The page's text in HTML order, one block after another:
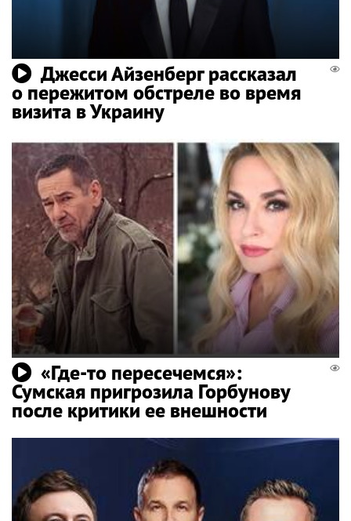
Джесси Айзенберг рассказал
о пережитом обстреле во время
визита в Украину
«Где-то пересечемся»:
Сумская пригрозила Горбунову
после критики ее внешности